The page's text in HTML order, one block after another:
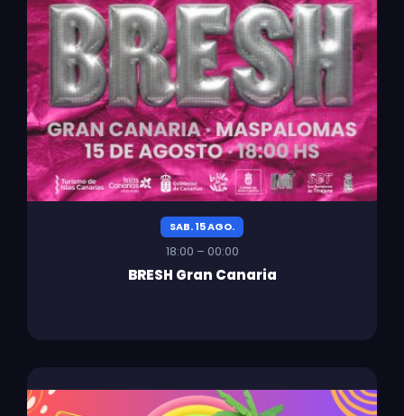
SAB. 15 AGO.
18:00 – 00:00
BRESH Gran Canaria